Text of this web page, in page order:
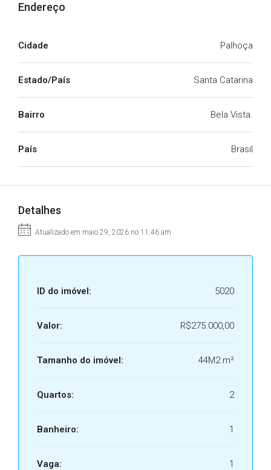
Endereço
Cidade Palhoça
Estado/País Santa Catarina
Bairro Bela Vista.
País Brasil
Detalhes
Atualizado em maio 29, 2026 no 11:46 am
ID do imóvel: 5020
Valor: R$275.000,00
Tamanho do imóvel: 44M2 m²
Quartos: 2
Banheiro: 1
Vaga: 1